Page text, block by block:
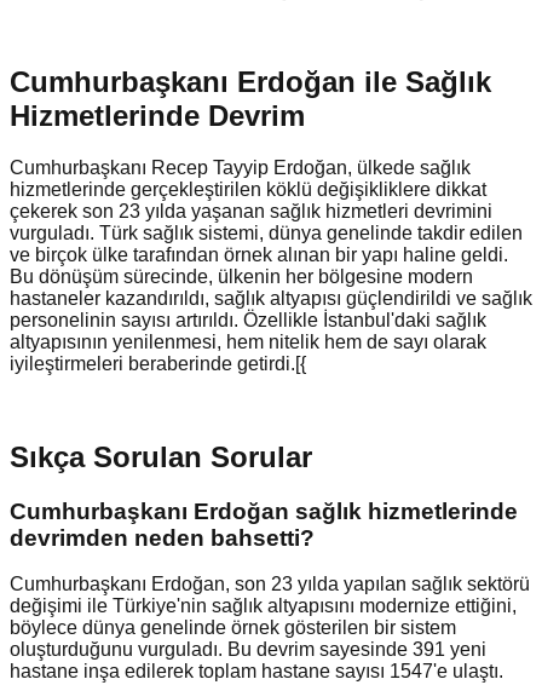
Cumhurbaşkanı Erdoğan ile Sağlık
Hizmetlerinde Devrim
Cumhurbaşkanı Recep Tayyip Erdoğan, ülkede sağlık
hizmetlerinde gerçekleştirilen köklü değişikliklere dikkat
çekerek son 23 yılda yaşanan sağlık hizmetleri devrimini
vurguladı. Türk sağlık sistemi, dünya genelinde takdir edilen
ve birçok ülke tarafından örnek alınan bir yapı haline geldi.
Bu dönüşüm sürecinde, ülkenin her bölgesine modern
hastaneler kazandırıldı, sağlık altyapısı güçlendirildi ve sağlık
personelinin sayısı artırıldı. Özellikle İstanbul'daki sağlık
altyapısının yenilenmesi, hem nitelik hem de sayı olarak
iyileştirmeleri beraberinde getirdi.[{
Sıkça Sorulan Sorular
Cumhurbaşkanı Erdoğan sağlık hizmetlerinde
devrimden neden bahsetti?
Cumhurbaşkanı Erdoğan, son 23 yılda yapılan sağlık sektörü
değişimi ile Türkiye'nin sağlık altyapısını modernize ettiğini,
böylece dünya genelinde örnek gösterilen bir sistem
oluşturduğunu vurguladı. Bu devrim sayesinde 391 yeni
hastane inşa edilerek toplam hastane sayısı 1547'e ulaştı.